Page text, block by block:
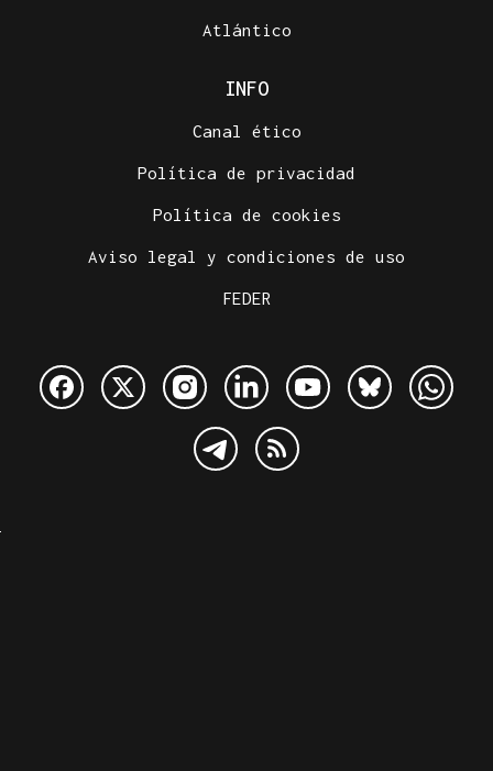
Atlántico
INFO
Canal ético
Política de privacidad
Política de cookies
Aviso legal y condiciones de uso
FEDER